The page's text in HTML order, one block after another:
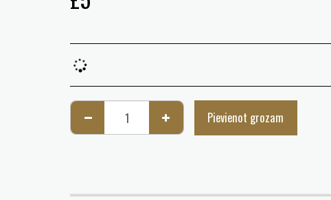
Pievienot grozam